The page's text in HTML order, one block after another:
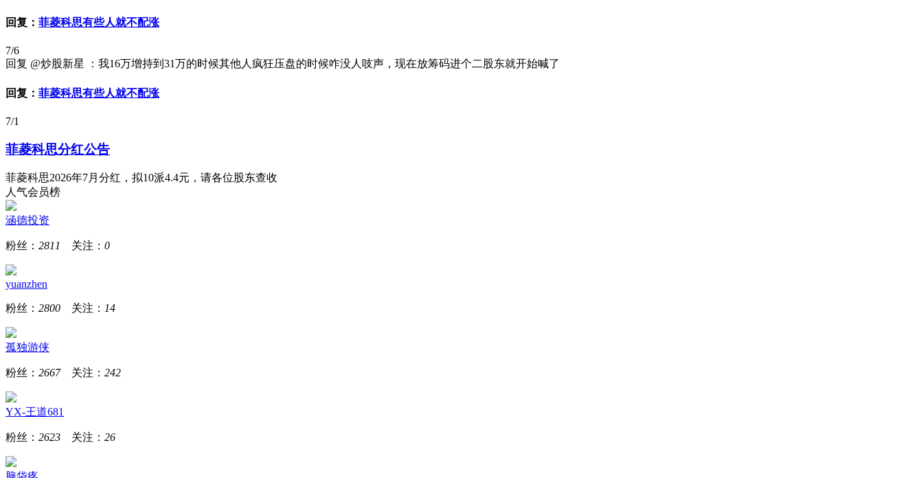
回复： 菲菱科思有些人就不配涨
7/6
回复 @炒股新星 ：我16万增持到31万的时候其他人疯狂压盘的时候咋没人吱声，现在放筹码进个二股东就开始喊了
回复： 菲菱科思有些人就不配涨
7/1
菲菱科思分红公告
菲菱科思2026年7月分红，拟10派4.4元，请各位股东查收
人气会员榜
涵德投资
粉丝： 2811 关注： 0
yuanzhen
粉丝： 2800 关注： 14
孤独游侠
粉丝： 2667关注： 242
YX-王道681
粉丝： 2623 关注： 26